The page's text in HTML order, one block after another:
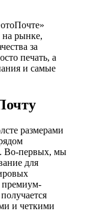
на рынке,
за
печать, а
и самые
размерами
Во-первых, мы
для
премиум-
и четкими